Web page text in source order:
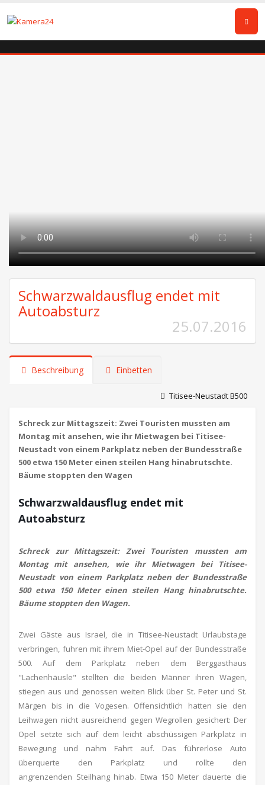
Schwarzwaldausflug endet mit
Autoabsturz
25.07.2016
Beschreibung Einbetten
Titisee-Neustadt B500
Schreck zur Mittagszeit: Zwei Touristen mussten am
Montag mit ansehen, wie ihr Mietwagen bei Titisee-
Neustadt von einem Parkplatz neben der Bundesstraße
500 etwa 150 Meter einen steilen Hang hinabrutschte.
Bäume stoppten den Wagen
Schwarzwaldausflug endet mit
Autoabsturz
Schreck zur Mittagszeit: Zwei Touristen mussten am
Montag mit ansehen, wie ihr Mietwagen bei Titisee-
Neustadt von einem Parkplatz neben der Bundesstraße
500 etwa 150 Meter einen steilen Hang hinabrutschte.
Bäume stoppten den Wagen.
Zwei Gäste aus Israel, die in Titisee-Neustadt Urlaubstage
verbringen, fuhren mit ihrem Miet-Opel auf der Bundesstraße
500. Auf dem Parkplatz neben dem Berggasthaus
"Lachenhäusle" stellten die beiden Männer ihren Wagen,
stiegen aus und genossen weiten Blick über St. Peter und St.
Märgen bis in die Vogesen. Offensichtlich hatten sie den
Leihwagen nicht ausreichend gegen Wegrollen gesichert: Der
Opel setzte sich auf dem leicht abschüssigen Parkplatz in
Bewegung und nahm Fahrt auf. Das führerlose Auto
überquerte den Parkplatz und rollte den
angrenzenden Steilhang hinab. Etwa 150 Meter dauerte die